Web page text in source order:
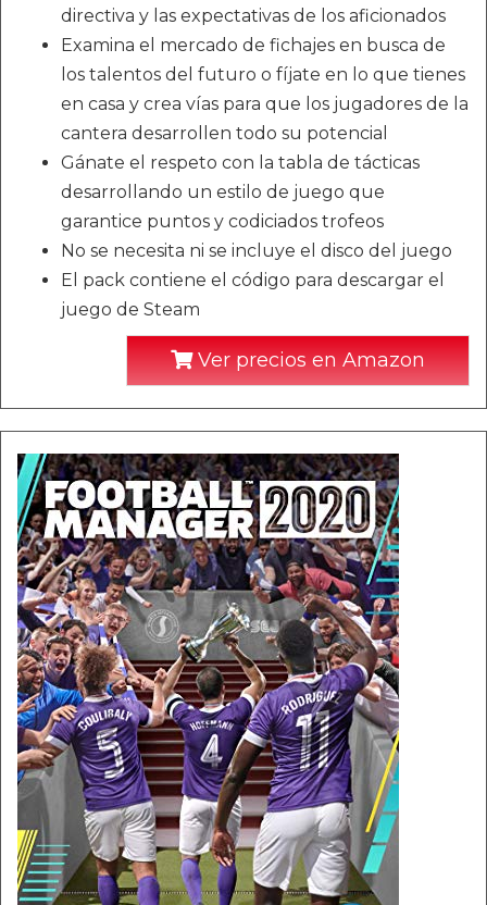
directiva y las expectativas de los aficionados
Examina el mercado de fichajes en busca de
los talentos del futuro o fíjate en lo que tienes
en casa y crea vías para que los jugadores de la
cantera desarrollen todo su potencial
Gánate el respeto con la tabla de tácticas
desarrollando un estilo de juego que
garantice puntos y codiciados trofeos
No se necesita ni se incluye el disco del juego
El pack contiene el código para descargar el
juego de Steam
Ver precios en Amazon